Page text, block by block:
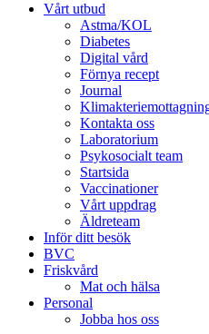
Vårt utbud
Astma/KOL
Diabetes
Digital vård
Förnya recept
Journal
Kontakta oss
Laboratorium
Psykosocialt team
Startsida
Vaccinationer
Vårt uppdrag
Äldreteam
Inför ditt besök
BVC
Friskvård
Mat och hälsa
Personal
Jobba hos oss